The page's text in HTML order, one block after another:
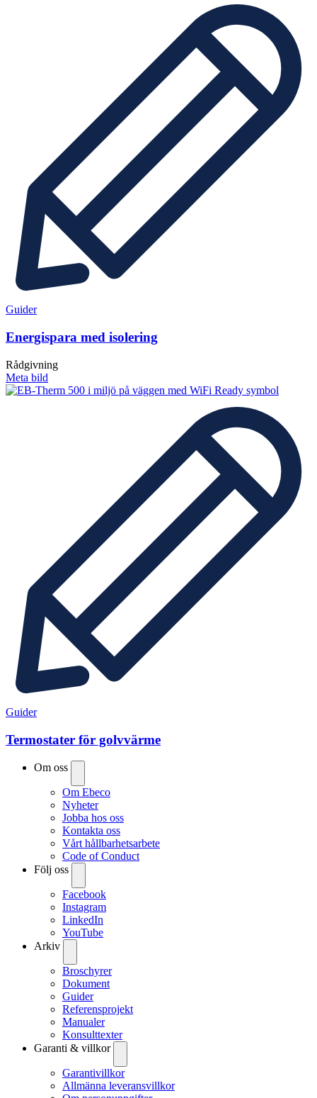
Guider
Energispara med isolering
Rådgivning
Meta bild
Guider
Termostater för golvvärme
Om oss
Om Ebeco
Nyheter
Jobba hos oss
Kontakta oss
Vårt hållbarhetsarbete
Code of Conduct
Följ oss
Facebook
Instagram
LinkedIn
YouTube
Arkiv
Broschyrer
Dokument
Guider
Referensprojekt
Manualer
Konsulttexter
Garanti & villkor
Garantivillkor
Allmänna leveransvillkor